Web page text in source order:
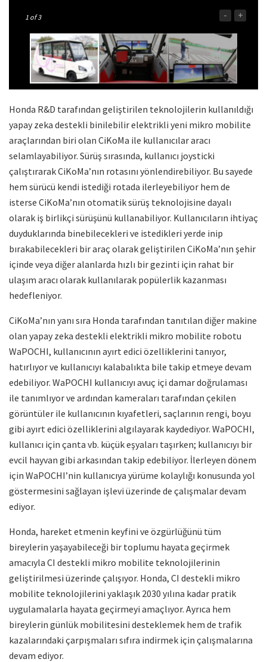
1 of 3 - +
Honda R&D tarafından geliştirilen teknolojilerin kullanıldığı
yapay zeka destekli binilebilir elektrikli yeni mikro mobilite
araçlarından biri olan CiKoMa ile kullanıcılar aracı
selamlayabiliyor. Sürüş sırasında, kullanıcı joysticki
çalıştırarak CiKoMa’nın rotasını yönlendirebiliyor. Bu sayede
hem sürücü kendi istediği rotada ilerleyebiliyor hem de
isterse CiKoMa’nın otomatik sürüş teknolojisine dayalı
olarak iş birlikçi sürüşünü kullanabiliyor. Kullanıcıların ihtiyaç
duyduklarında binebilecekleri ve istedikleri yerde inip
bırakabilecekleri bir araç olarak geliştirilen CiKoMa’nın şehir
içinde veya diğer alanlarda hızlı bir gezinti için rahat bir
ulaşım aracı olarak kullanılarak popülerlik kazanması
hedefleniyor.
CiKoMa’nın yanı sıra Honda tarafından tanıtılan diğer makine
olan yapay zeka destekli elektrikli mikro mobilite robotu
WaPOCHI, kullanıcının ayırt edici özelliklerini tanıyor,
hatırlıyor ve kullanıcıyı kalabalıkta bile takip etmeye devam
edebiliyor. WaPOCHI kullanıcıyı avuç içi damar doğrulaması
ile tanımlıyor ve ardından kameraları tarafından çekilen
görüntüler ile kullanıcının kıyafetleri, saçlarının rengi, boyu
gibi ayırt edici özelliklerini algılayarak kaydediyor. WaPOCHI,
kullanıcı için çanta vb. küçük eşyaları taşırken; kullanıcıyı bir
evcil hayvan gibi arkasından takip edebiliyor. İlerleyen dönem
için WaPOCHI’nin kullanıcıya yürüme kolaylığı konusunda yol
göstermesini sağlayan işlevi üzerinde de çalışmalar devam
ediyor.
Honda, hareket etmenin keyfini ve özgürlüğünü tüm
bireylerin yaşayabileceği bir toplumu hayata geçirmek
amacıyla CI destekli mikro mobilite teknolojilerinin
geliştirilmesi üzerinde çalışıyor. Honda, CI destekli mikro
mobilite teknolojilerini yaklaşık 2030 yılına kadar pratik
uygulamalarla hayata geçirmeyi amaçlıyor. Ayrıca hem
bireylerin günlük mobilitesini desteklemek hem de trafik
kazalarındaki çarpışmaları sıfıra indirmek için çalışmalarına
devam ediyor.